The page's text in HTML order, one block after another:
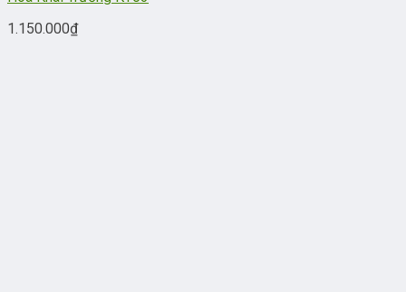
1.150.000₫